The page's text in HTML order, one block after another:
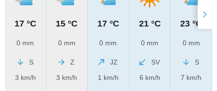
17 °C
0 mm
S
3 km/h
15 °C
0 mm
Z
3 km/h
17 °C
0 mm
JZ
1 km/h
21 °C
0 mm
SV
6 km/h
23 °C
0 mm
S
7 km/h